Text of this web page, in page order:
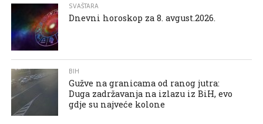
SVAŠTARA
Dnevni horoskop za 8. avgust.2026.
BIH
Gužve na granicama od ranog jutra:
Duga zadržavanja na izlazu iz BiH, evo
gdje su najveće kolone